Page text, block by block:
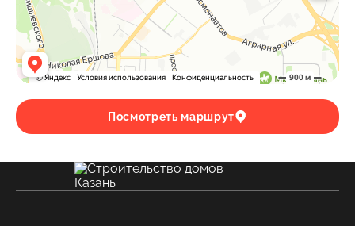
Посмотреть маршрут